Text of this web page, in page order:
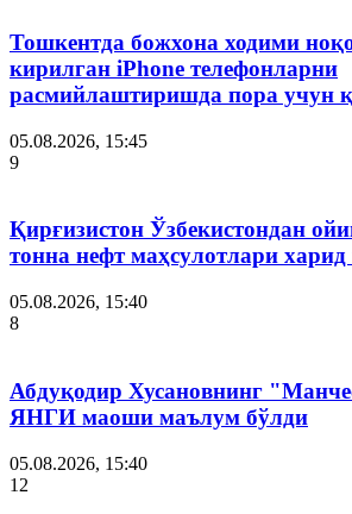
Тошкентда божхона ходими
кирилган iPhone телефонларни
расмийлаштиришда пора учун
05.08.2026, 15:45
9
Қирғизистон Ўзбекистондан
тонна нефт маҳсулотлари
05.08.2026, 15:40
8
Абдуқодир Хусановнинг
ЯНГИ маоши маълум бўлди
05.08.2026, 15:40
12